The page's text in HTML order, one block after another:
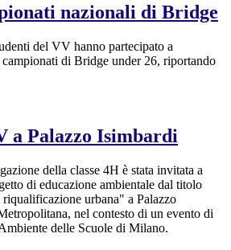
nazionali di Bridge
del VV hanno partecipato a
campionati di Bridge under 26, riportando
a Palazzo Isimbardi
della classe 4H è stata invitata a
di educazione ambientale dal titolo
urbana" a Palazzo
nel contesto di un evento di
delle Scuole di Milano.